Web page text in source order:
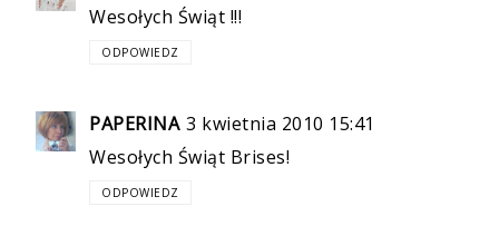
Wesołych Świąt !!!
ODPOWIEDZ
PAPERINA 3 kwietnia 2010 15:41
Wesołych Świąt Brises!
ODPOWIEDZ